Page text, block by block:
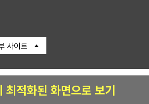
사이트
최적화된 화면으로 보기